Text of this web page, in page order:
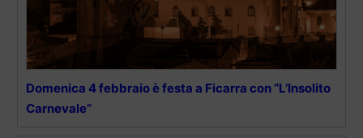
Domenica 4 febbraio è festa a Ficarra con “L’Insolito
Carnevale”